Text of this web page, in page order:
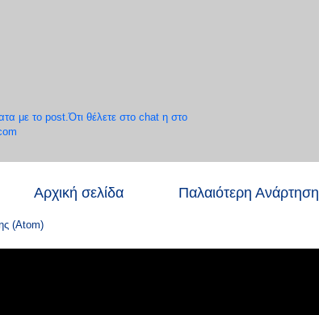
με το post.Ότι θέλετε στο chat η στο
Παλαιότερη Ανάρτηση
Αρχική σελίδα
(Atom)